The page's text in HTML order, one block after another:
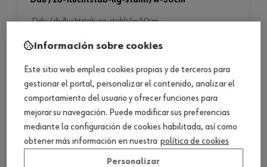
ddu /zb-fluchtstab-ng-stahlr/w-50cm
Información sobre cookies
Este sitio web emplea cookies propias y de terceros para
gestionar el portal, personalizar el contenido, analizar el
comportamiento del usuario y ofrecer funciones para
mejorar su navegación. Puede modificar sus preferencias
mediante la configuración de cookies habilitada, así como
obtener más información en nuestra política de cookies
Personalizar